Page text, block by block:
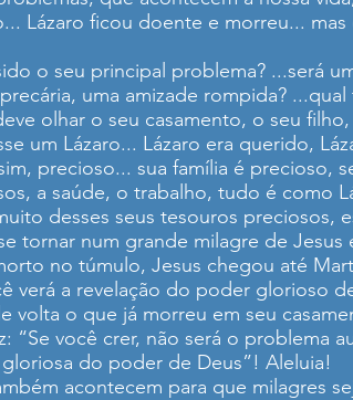
Lázaro ficou doente e morreu...
o seu principal problema? ...será
uma amizade rompida?
olhar o seu casamento, o seu
um Lázaro... Lázaro era querido,
precioso... sua família é precioso,
a saúde, o trabalho, tudo é como
desses seus tesouros preciosos,
tornar num grande milagre de Jesus
no túmulo, Jesus chegou até
verá a revelação do poder glorioso
volta o que já morreu em seu
“Se você crer, não será o problema
do poder de Deus”! Aleluia!
acontecem para que milagres